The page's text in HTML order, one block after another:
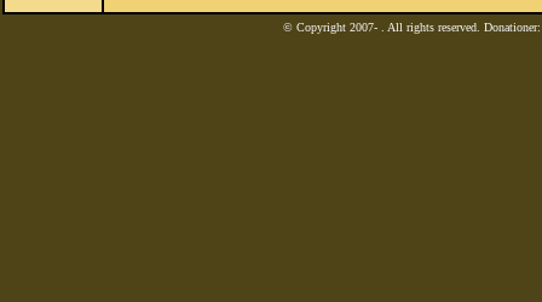
© Copyright 2007- . All rights reserved.